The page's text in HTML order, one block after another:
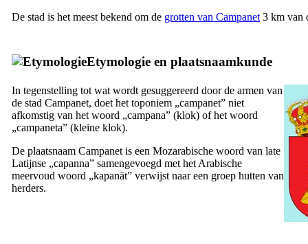
De stad is het meest bekend om de grotten van Campanet 3 km van
Etymologie en plaatsnaamkunde
In tegenstelling tot wat wordt gesuggereerd door de armen van
de stad Campanet, doet het toponiem „campanet” niet
afkomstig van het woord „campana” (klok) of het woord
„campaneta” (kleine klok).
De plaatsnaam Campanet is een Mozarabische woord van late
Latijnse „capanna” samengevoegd met het Arabische
meervoud woord „kapanät” verwijst naar een groep hutten van
herders.